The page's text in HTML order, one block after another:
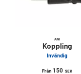
ANI
Koppling
Invändig
Från 150 SEK